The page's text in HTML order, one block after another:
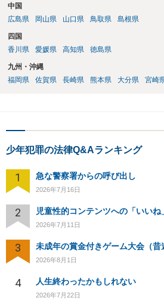
中国
広島県
岡山県 山口県 鳥取県 島根県
四国
香川県
愛媛県 高知県 徳島県
九州・沖縄
福岡県
佐賀県 長崎県 熊本県 大分県 宮崎
少年犯罪の法律Q&Aランキング
1 急な警察署からの呼び出し
2026年7月16日
2 児童性的コンテンツへの「いい
2026年7月11日
3
2026年8月1日
4 人生終わったかもしれない
2026年7月22日